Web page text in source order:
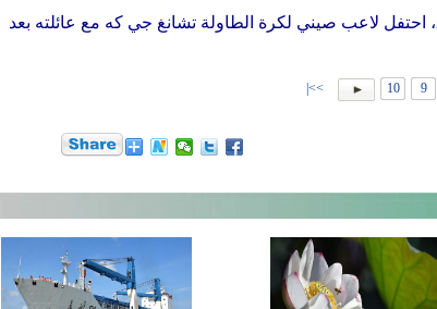
كرة الطاولة تشانغ جي كه مع عائلته بعد
9
10
>>|